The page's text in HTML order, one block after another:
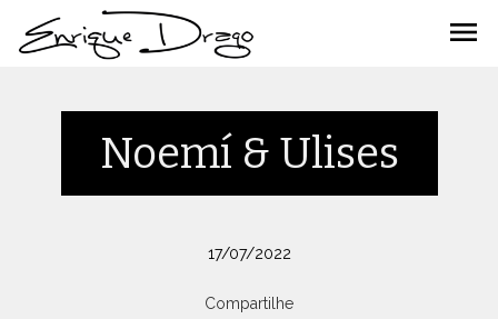
menu
Noemí & Ulises
17/07/2022
Compartilhe